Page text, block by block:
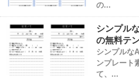
の...
シンプル
の無料テ
シンプルな
ンプレート
て、...